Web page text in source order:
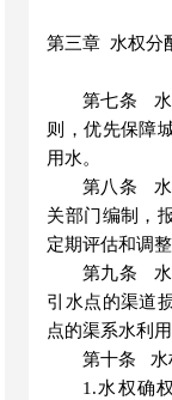
第三章 水权分
第七条
则，优先保障
用水。
第八条
关部门编制，
定期评估和调整
第九条
引水点的渠道
点的渠系水利
第十条
1.水权确